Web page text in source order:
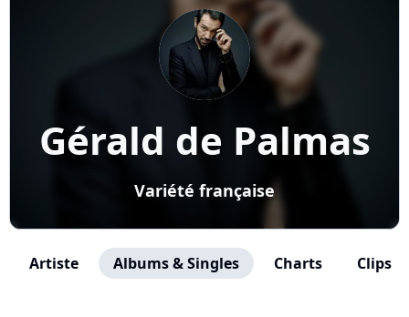
Gérald de Palmas
Variété française
Artiste Albums & Singles Charts Clips